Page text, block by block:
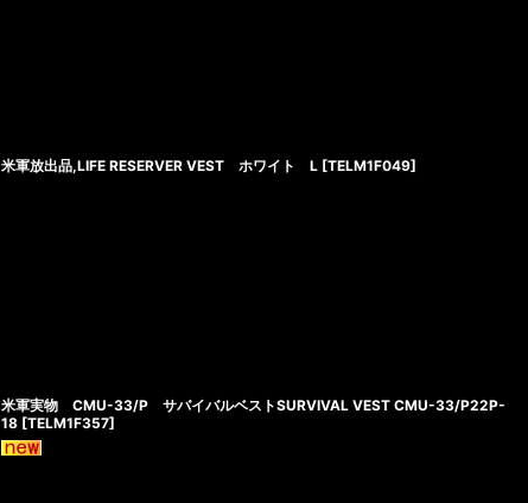
米軍放出品,LIFE RESERVER VEST ホワイト L [TELM1F049]
米軍実物 CMU-33/P サバイバルベストSURVIVAL VEST CMU-33/P22P-
18 [TELM1F357]